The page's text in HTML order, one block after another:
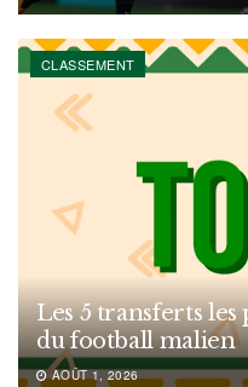
CLASSEMENT
Les 5 transferts les
du football malien
AOÛT 1, 2026